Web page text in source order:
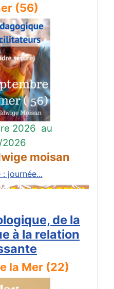
(56)
2026 au
moisan
journée...
de la
à la relation
la Mer (22)